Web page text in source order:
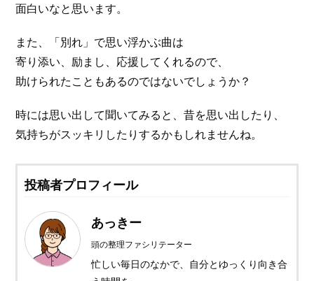
面白いなと思います。
また、「別れ」で思い浮かぶ曲は
寄り添い、励まし、応援してくれるので、
助けられたこともあるのではないでしょうか？
時には思い出して聞いてみると、昔を思い出したり、
気持ちがスッキリしたりするかもしれませんね。
投稿者プロフィール
あっきー
頭の整理ファシリテーター
忙しい毎日のなかで、自分とゆっくり向き合